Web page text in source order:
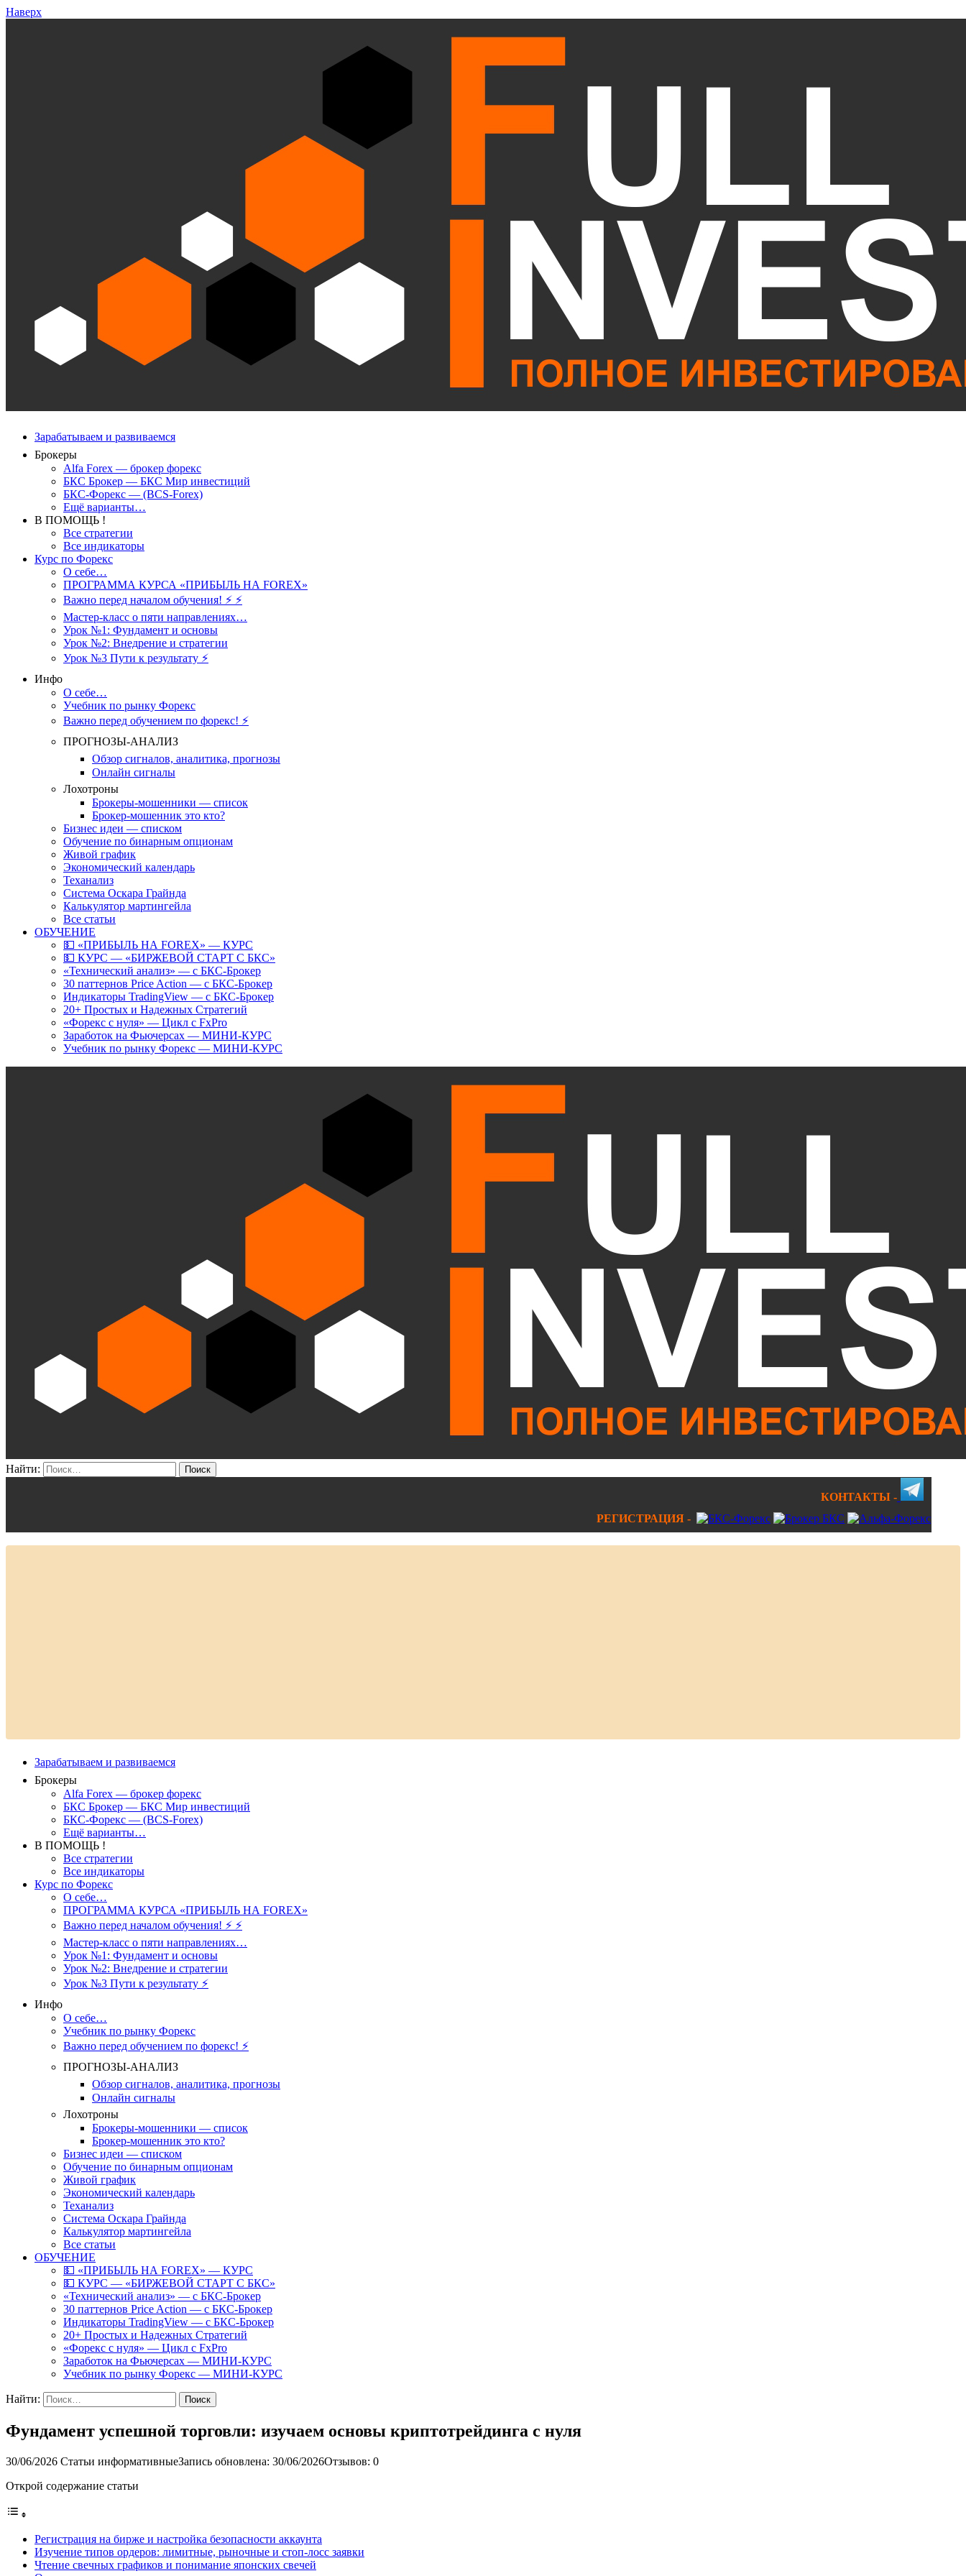
Наверх
Зарабатываем и развиваемся
Брокеры
Alfa Forex — брокер форекс
БКС Брокер — БКС Мир инвестиций
БКС-Форекс — (BCS-Forex)
Ещё варианты…
В ПОМОЩЬ !
Все стратегии
Все индикаторы
Курс по Форекс
О себе…
ПРОГРАММА КУРСА «ПРИБЫЛЬ НА FOREX»
Важно перед началом обучения! ⚡ ⚡
Мастер-класс о пяти направлениях…
Урок №1: Фундамент и основы
Урок №2: Внедрение и стратегии
Урок №3 Пути к результату ⚡️
Инфо
О себе…
Учебник по рынку Форекс
Важно перед обучением по форекс! ⚡
ПРОГНОЗЫ-АНАЛИЗ
Обзор сигналов, аналитика, прогнозы
Онлайн сигналы
Лохотроны
Брокеры-мошенники — список
Брокер-мошенник это кто?
Бизнес идеи — списком
Обучение по бинарным опционам
Живой график
Экономический календарь
Теханализ
Система Оскара Грайнда
Калькулятор мартингейла
Все статьи
ОБУЧЕНИЕ
💵 «ПРИБЫЛЬ НА FOREX» — КУРС
💵 КУРС — «БИРЖЕВОЙ СТАРТ С БКС»
«Технический анализ» — с БКС-Брокер
30 паттернов Price Action — с БКС-Брокер
Индикаторы TradingView — с БКС-Брокер
20+ Простых и Надежных Стратегий
«Форекс с нуля» — Цикл с FxPro
Заработок на Фьючерсах — МИНИ-КУРС
Учебник по рынку Форекс — МИНИ-КУРС
Найти:
КОНТАКТЫ -
РЕГИСТРАЦИЯ -
Зарабатываем и развиваемся
Брокеры
Alfa Forex — брокер форекс
БКС Брокер — БКС Мир инвестиций
БКС-Форекс — (BCS-Forex)
Ещё варианты…
В ПОМОЩЬ !
Все стратегии
Все индикаторы
Курс по Форекс
О себе…
ПРОГРАММА КУРСА «ПРИБЫЛЬ НА FOREX»
Важно перед началом обучения! ⚡ ⚡
Мастер-класс о пяти направлениях…
Урок №1: Фундамент и основы
Урок №2: Внедрение и стратегии
Урок №3 Пути к результату ⚡️
Инфо
О себе…
Учебник по рынку Форекс
Важно перед обучением по форекс! ⚡
ПРОГНОЗЫ-АНАЛИЗ
Обзор сигналов, аналитика, прогнозы
Онлайн сигналы
Лохотроны
Брокеры-мошенники — список
Брокер-мошенник это кто?
Бизнес идеи — списком
Обучение по бинарным опционам
Живой график
Экономический календарь
Теханализ
Система Оскара Грайнда
Калькулятор мартингейла
Все статьи
ОБУЧЕНИЕ
💵 «ПРИБЫЛЬ НА FOREX» — КУРС
💵 КУРС — «БИРЖЕВОЙ СТАРТ С БКС»
«Технический анализ» — с БКС-Брокер
30 паттернов Price Action — с БКС-Брокер
Индикаторы TradingView — с БКС-Брокер
20+ Простых и Надежных Стратегий
«Форекс с нуля» — Цикл с FxPro
Заработок на Фьючерсах — МИНИ-КУРС
Учебник по рынку Форекс — МИНИ-КУРС
Найти:
Фундамент успешной торговли: изучаем основы криптотрейдинга с нуля
30/06/2026 Статьи информативныеЗапись обновлена: 30/06/2026Отзывов: 0
Открой содержание статьи
Регистрация на бирже и настройка безопасности аккаунта
Изучение типов ордеров: лимитные, рыночные и стоп-лосс заявки
Чтение свечных графиков и понимание японских свечей